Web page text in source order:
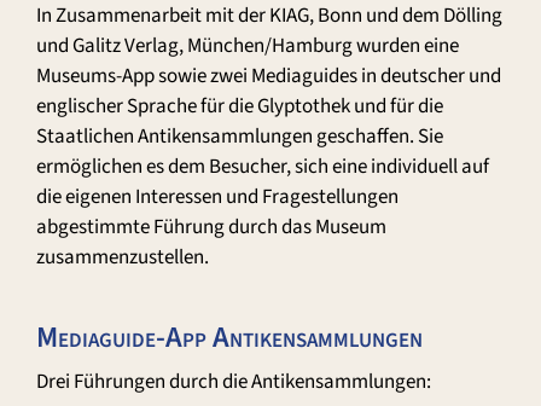
In Zusammenarbeit mit der KIAG, Bonn und dem Dölling
und Galitz Verlag, München/Hamburg wurden eine
Museums-App sowie zwei Mediaguides in deutscher und
englischer Sprache für die Glyptothek und für die
Staatlichen Antikensammlungen geschaffen. Sie
ermöglichen es dem Besucher, sich eine individuell auf
die eigenen Interessen und Fragestellungen
abgestimmte Führung durch das Museum
zusammenzustellen.
Mediaguide-App Antikensammlungen
Drei Führungen durch die Antikensammlungen: